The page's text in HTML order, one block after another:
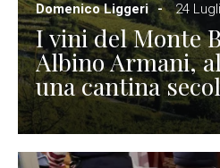
Domenico Liggeri
24
I vini del Monte
Albino Armani,
una cantina